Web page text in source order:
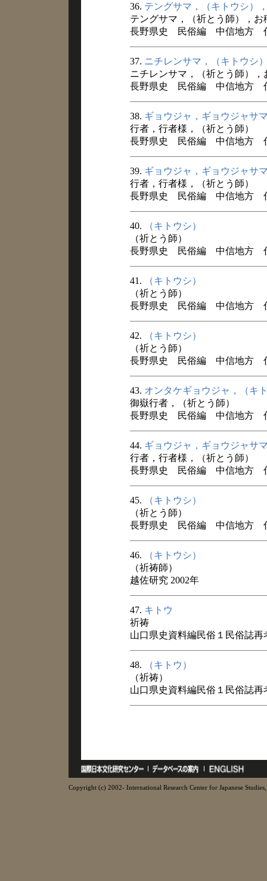
36. テングサマ，（キトウシ）
テングサマ，（祈とう師），お
長野県史 民俗編 中信地方
37. ニチレンサマ，（キトウシ
ニチレンサマ，（祈とう師），
長野県史 民俗編 中信地方
38. ギョウジャ，ギョウジャサ
行者，行者様，（祈とう師）
長野県史 民俗編 中信地方
39. ギョウジャ，ギョウジャサ
行者，行者様，（祈とう師）
長野県史 民俗編 中信地方
40.
（キトウシ）
（祈とう師）
長野県史 民俗編 中信地方
41.
（キトウシ）
（祈とう師）
長野県史 民俗編 中信地方
42.
（キトウシ）
（祈とう師）
長野県史 民俗編 中信地方
43. オンタケギョウジャ，（キ
御嶽行者，（祈とう師）
長野県史 民俗編 中信地方
44. ギョウジャ，ギョウジャサ
行者，行者様，（祈とう師）
長野県史 民俗編 中信地方
45.
（キトウシ）
（祈とう師）
長野県史 民俗編 中信地方
46.
（キトウシ）
（祈祷師）
越佐研究 2002年
47. キトウ
祈祷
山口県史資料編民俗１民俗誌再
48.
（キトウ）
（祈祷）
山口県史資料編民俗１民俗誌再
Copyright (c) 2002- International Research Center for Japanese